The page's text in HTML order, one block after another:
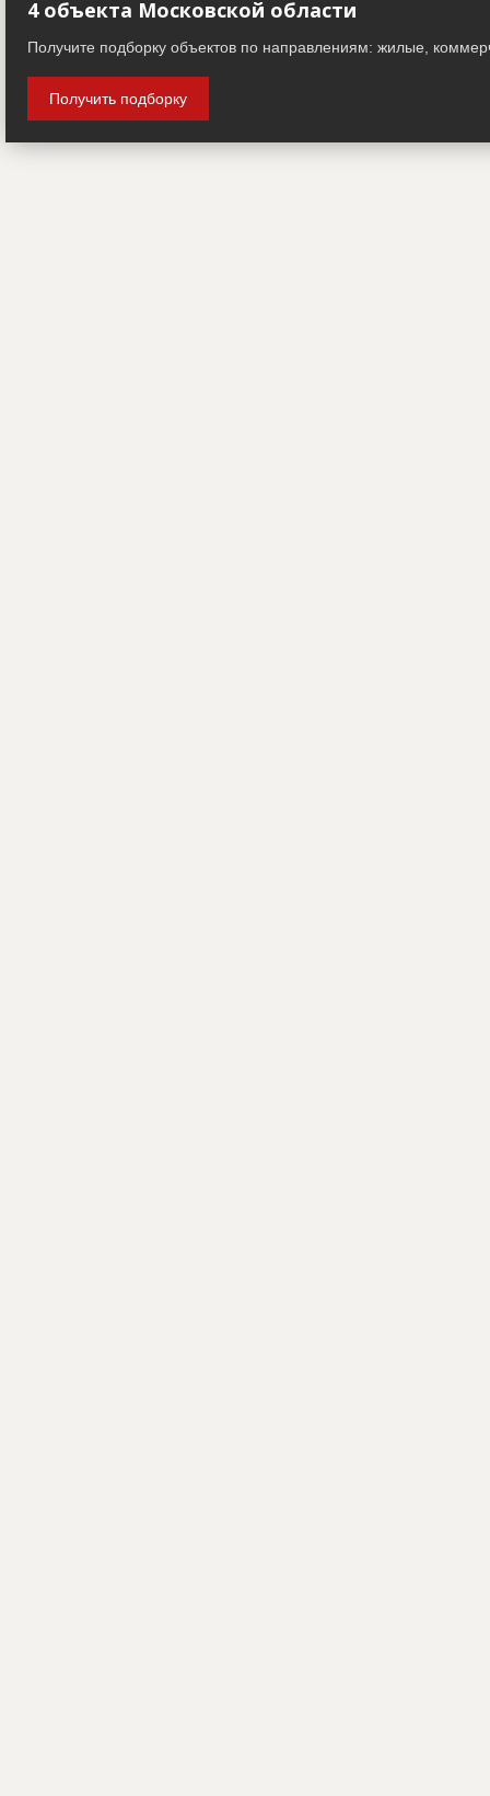
4 объекта Московской области
Получите подборку объектов по направлениям: жилые,
Получить подборку